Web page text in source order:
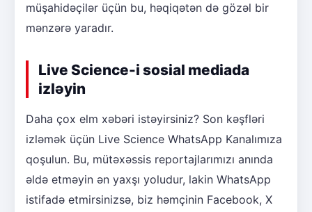
müşahidəçilər üçün bu, həqiqətən də gözəl bir
mənzərə yaradır.
Live Science-i sosial mediada
izləyin
Daha çox elm xəbəri istəyirsiniz? Son kəşfləri
izləmək üçün Live Science WhatsApp Kanalımıza
qoşulun. Bu, mütəxəssis reportajlarımızı anında
əldə etməyin ən yaxşı yoludur, lakin WhatsApp
istifadə etmirsinizsə, biz həmçinin Facebook, X